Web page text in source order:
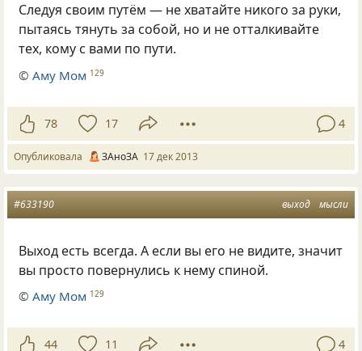
Следуя своим путём — не хватайте никого за руки,
пытаясь тянуть за собой, но и не отталкивайте
тех, кому с вами по пути.
©Аму Мом 129
78 17 4
Опубликовала ЗАноЗА 17 дек 2013
выход мысли
#633190
Выход есть всегда. А если вы его не видите, значит
вы просто повернулись к нему спиной.
©Аму Мом 129
44 11 4